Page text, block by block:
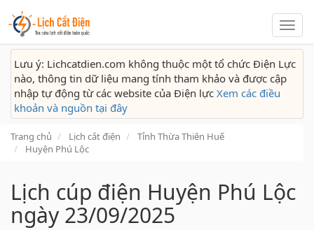
Lịch
cắt
Lưu ý: Lichcatdien.com không thuộc một tổ chức Điện Lực
nào, thông tin dữ liệu mang tính tham khảo và được cập
nhập tự động từ các website của Điện lực Xem các điều
khoản và nguồn tại đây
Trang chủ Lịch cắt điện
Tỉnh Thừa Thiên Huế
Huyện Phú Lộc
Lịch cúp điện Huyện Phú Lộc
ngày 23/09/2025